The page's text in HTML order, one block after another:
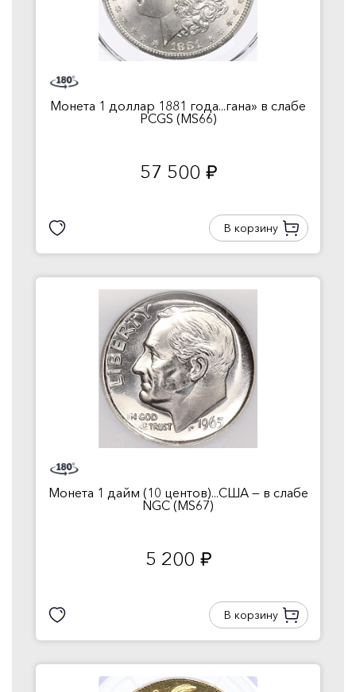
Монета 1 доллар 1881 года...гана» в слабе
PCGS (MS66)
57 500 руб.
В корзину
Монета 1 дайм (10 центов)...США — в слабе
NGC (MS67)
5 200 руб.
В корзину